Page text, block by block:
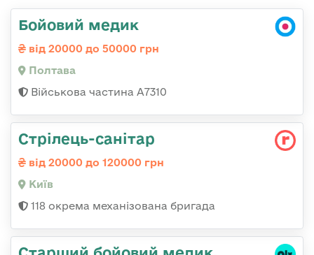
Бойовий медик
від 20000 до 50000 грн
Полтава
Військова частина A7310
Стрілець-санітар
від 20000 до 120000 грн
Київ
118 окрема механізована бригада